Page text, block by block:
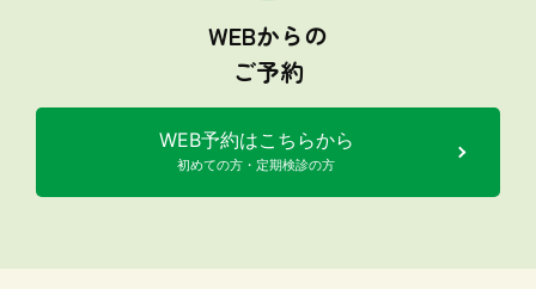
WEBからの
ご予約
WEB予約はこちらから
初めての方・定期検診の方